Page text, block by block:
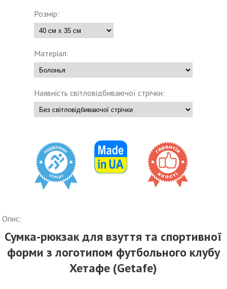
Розмір:
Матеріал:
Наявність світловідбиваючої стрічки:
Опис:
Сумка-рюкзак для взуття та спортивної
форми з логотипом футбольного клубу
Хетафе (Getafe)